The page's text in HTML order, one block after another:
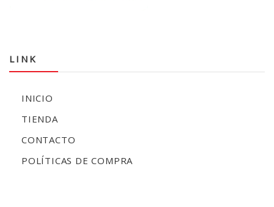
LINK
INICIO
TIENDA
CONTACTO
POLÍTICAS DE COMPRA